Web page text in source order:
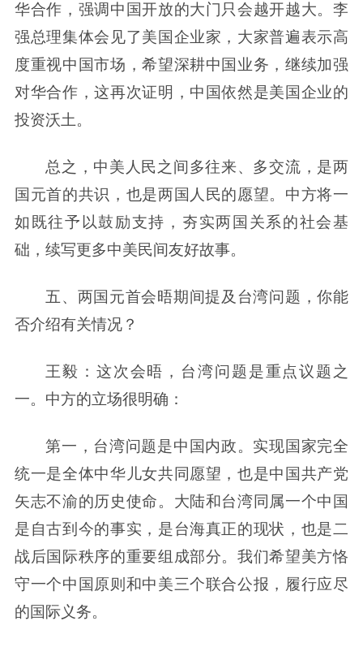
华合作，强调中国开放的大门只会越开越大。李
强总理集体会见了美国企业家，大家普遍表示高
度重视中国市场，希望深耕中国业务，继续加强
对华合作，这再次证明，中国依然是美国企业的
投资沃土。
总之，中美人民之间多往来、多交流，是两
国元首的共识，也是两国人民的愿望。中方将一
如既往予以鼓励支持，夯实两国关系的社会基
础，续写更多中美民间友好故事。
五、两国元首会晤期间提及台湾问题，你能
否介绍有关情况？
王毅：这次会晤，台湾问题是重点议题之
一。中方的立场很明确：
第一，台湾问题是中国内政。实现国家完全
统一是全体中华儿女共同愿望，也是中国共产党
矢志不渝的历史使命。大陆和台湾同属一个中国
是自古到今的事实，是台海真正的现状，也是二
战后国际秩序的重要组成部分。我们希望美方恪
守一个中国原则和中美三个联合公报，履行应尽
的国际义务。